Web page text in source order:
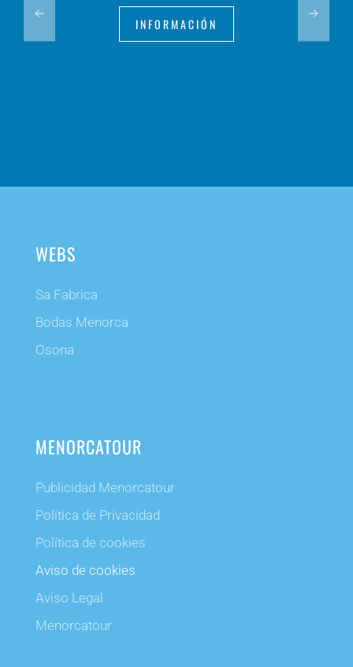
INFORMACIÓN
WEBS
Sa Fabrica
Bodas Menorca
Osona
MENORCATOUR
Publicidad Menorcatour
Política de Privacidad
Política de cookies
Aviso de cookies
Aviso Legal
Menorcatour